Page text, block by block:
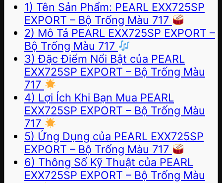
1) Tên Sản Phẩm: PEARL EXX725SP
EXPORT – Bộ Trống Màu 717
2) Mô Tả PEARL EXX725SP EXPORT –
Bộ Trống Màu 717
3) Đặc Điểm Nổi Bật của PEARL
EXX725SP EXPORT – Bộ Trống Màu
717
4) Lợi Ích Khi Bạn Mua PEARL
EXX725SP EXPORT – Bộ Trống Màu
717
5) Ứng Dụng của PEARL EXX725SP
EXPORT – Bộ Trống Màu 717
6) Thông Số Kỹ Thuật của PEARL
EXX725SP EXPORT – Bộ Trống Màu